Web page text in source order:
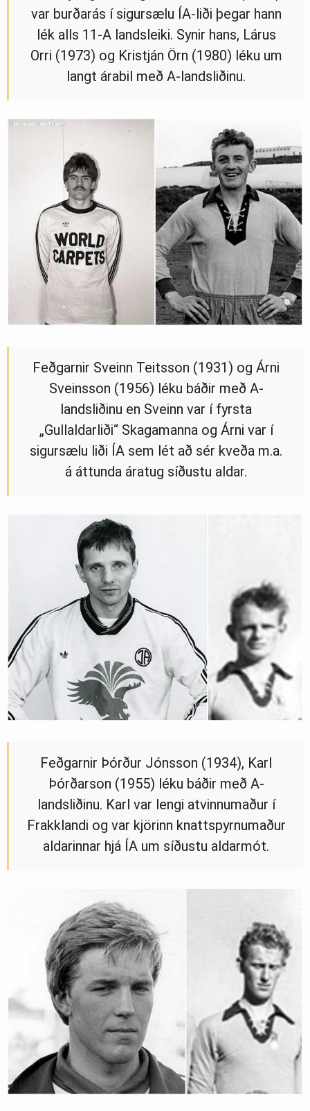
var burðarás í sigursælu ÍA-liði þegar hann
lék alls 11-A landsleiki. Synir hans, Lárus
Orri (1973) og Kristján Örn (1980) léku um
langt árabil með A-landsliðinu.
Feðgarnir Sveinn Teitsson (1931) og Árni
Sveinsson (1956) léku báðir með A-
landsliðinu en Sveinn var í fyrsta
„Gullaldarliði“ Skagamanna og Árni var í
sigursælu liði ÍA sem lét að sér kveða m.a.
á áttunda áratug síðustu aldar.
Feðgarnir Þórður Jónsson (1934), Karl
Þórðarson (1955) léku báðir með A-
landsliðinu. Karl var lengi atvinnumaður í
Frakklandi og var kjörinn knattspyrnumaður
aldarinnar hjá ÍA um síðustu aldarmót.